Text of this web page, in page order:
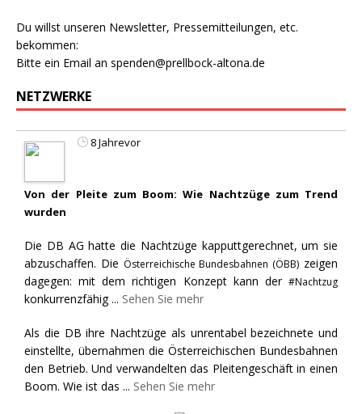
Du willst unseren Newsletter, Pressemitteilungen, etc.
bekommen:
Bitte ein Email an spenden@prellbock-altona.de
NETZWERKE
8 Jahrevor
Von der Pleite zum Boom: Wie Nachtzüge zum Trend
wurden
Die DB AG hatte die Nachtzüge kapputtgerechnet, um sie
abzuschaffen. Die Österreichische Bundesbahnen (ÖBB) zeigen
dagegen: mit dem richtigen Konzept kann der #Nachtzug
konkurrenzfähig ... Sehen Sie mehr
Als die DB ihre Nachtzüge als unrentabel bezeichnete und
einstellte, übernahmen die Österreichischen Bundesbahnen
den Betrieb. Und verwandelten das Pleitengeschäft in einen
Boom. Wie ist das ... Sehen Sie mehr